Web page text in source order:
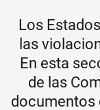
Los
las
En esta
de las
documentos